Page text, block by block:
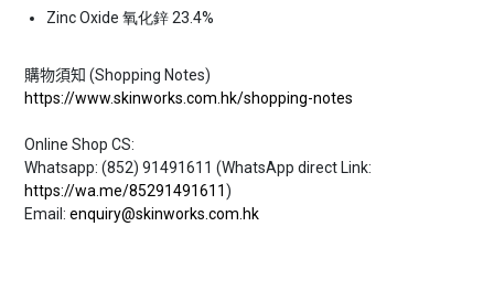
Zinc Oxide 氧化鋅 23.4%
購物須知 (Shopping Notes)
https://www.skinworks.com.hk/shopping-notes
Online Shop CS:
Whatsapp: (852) 91491611 (WhatsApp direct Link:
https://wa.me/85291491611)
Email:enquiry@skinworks.com.hk